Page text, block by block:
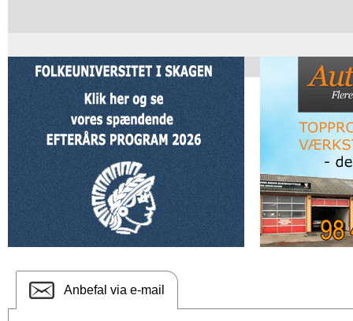
Anbefal via e-mail